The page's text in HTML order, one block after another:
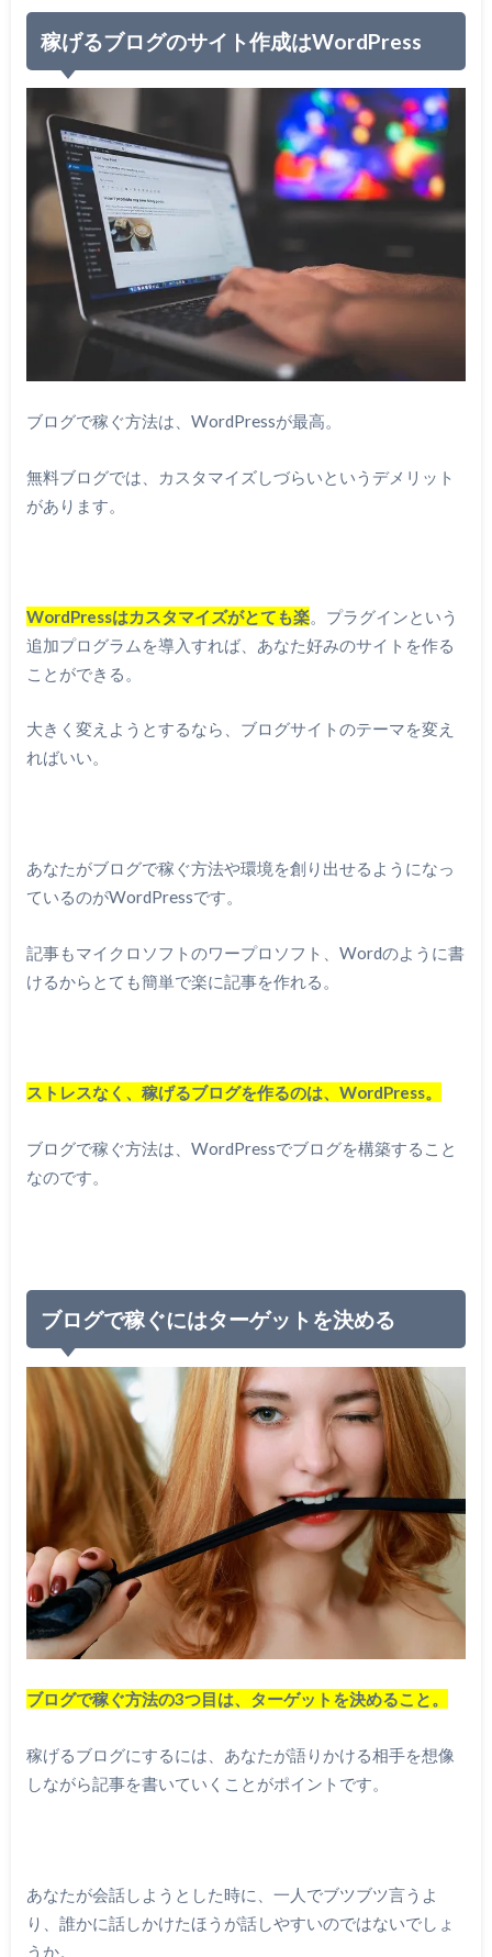
稼げるブログのサイト作成はWordPress
ブログで稼ぐ方法は、WordPressが最高。
無料ブログでは、カスタマイズしづらいというデメリット
があります。
WordPressはカスタマイズがとても楽。プラグインという
追加プログラムを導入すれば、あなた好みのサイトを作る
ことができる。
大きく変えようとするなら、ブログサイトのテーマを変え
ればいい。
あなたがブログで稼ぐ方法や環境を創り出せるようになっ
ているのがWordPressです。
記事もマイクロソフトのワープロソフト、Wordのように書
けるからとても簡単で楽に記事を作れる。
ストレスなく、稼げるブログを作るのは、WordPress。
ブログで稼ぐ方法は、WordPressでブログを構築すること
なのです。
ブログで稼ぐにはターゲットを決める
ブログで稼ぐ方法の3つ目は、ターゲットを決めること。
稼げるブログにするには、あなたが語りかける相手を想像
しながら記事を書いていくことがポイントです。
あなたが会話しようとした時に、一人でブツブツ言うよ
り、誰かに話しかけたほうが話しやすいのではないでしょ
うか。